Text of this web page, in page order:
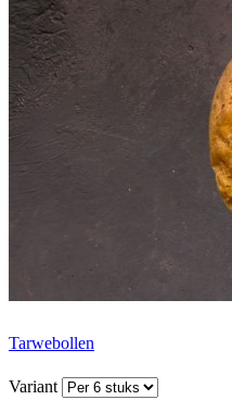
Tarwebollen
Variant